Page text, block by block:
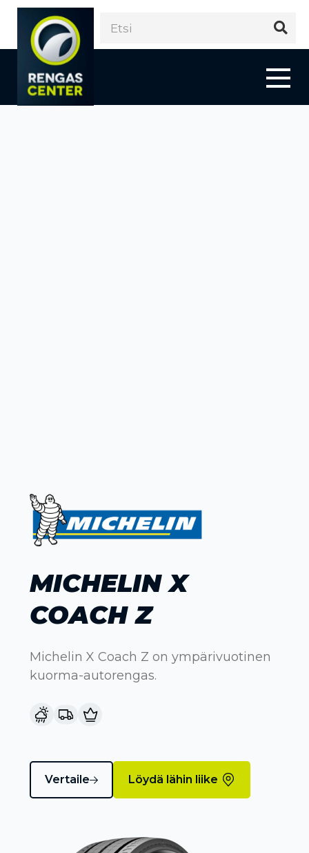
MICHELIN X
COACH Z
Michelin X Coach Z on ympärivuotinen
kuorma-autorengas.
Vertaile Löydä lähin liike